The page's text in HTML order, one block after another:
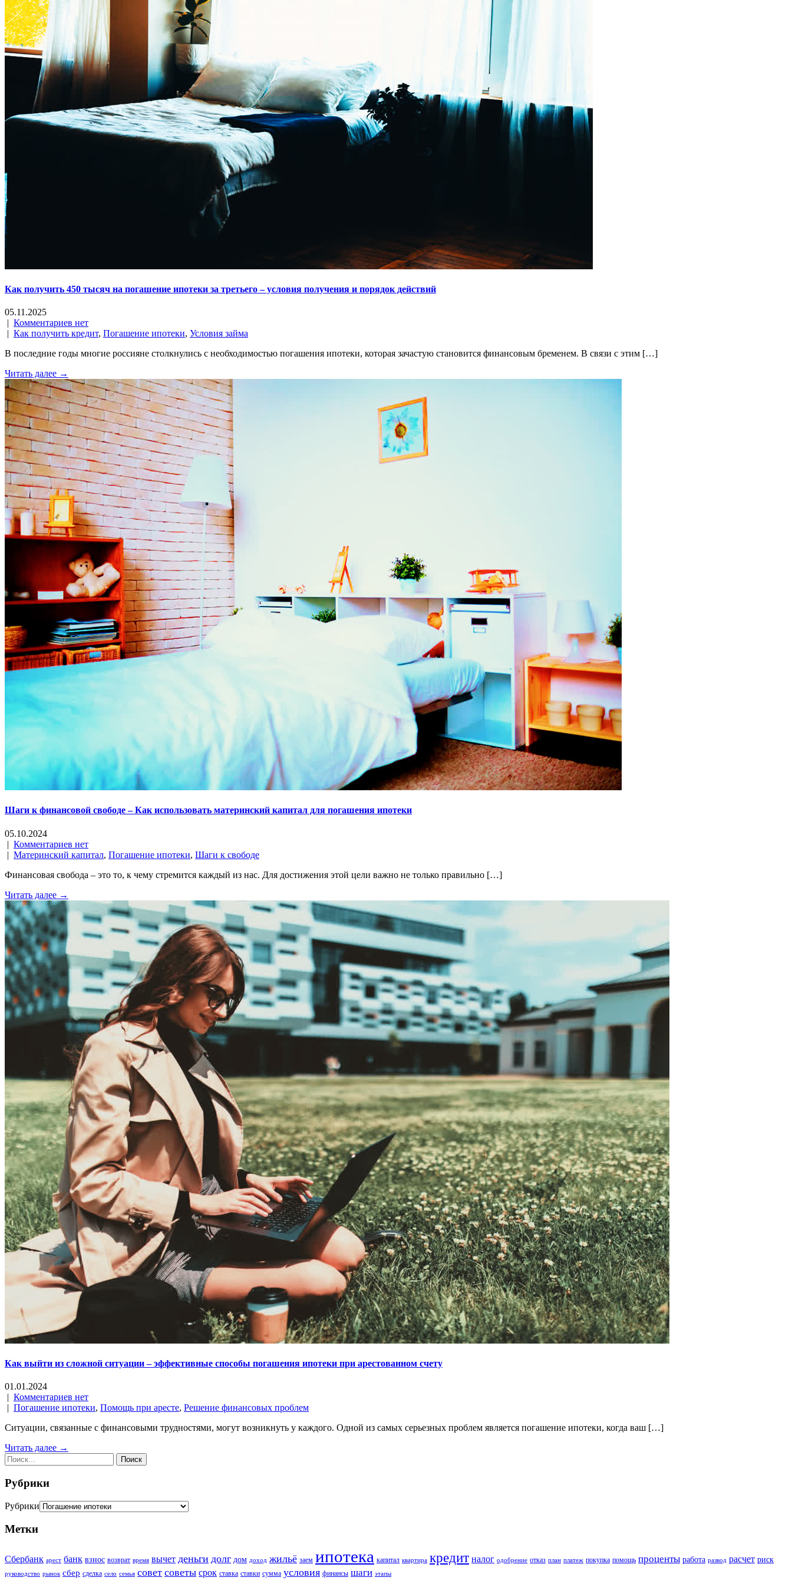
Как получить 450 тысяч на погашение ипотеки за третьего – условия получения и порядок действий
05.11.2025
| Комментариев нет
| Как получить кредит, Погашение ипотеки, Условия займа
В последние годы многие россияне столкнулись с необходимостью погашения ипотеки, которая зачастую становится финансовым бременем. В связи с этим […]
Читать далее →
Шаги к финансовой свободе – Как использовать материнский капитал для погашения ипотеки
05.10.2024
| Комментариев нет
| Материнский капитал, Погашение ипотеки, Шаги к свободе
Финансовая свобода – это то, к чему стремится каждый из нас. Для достижения этой цели важно не только правильно […]
Читать далее →
Как выйти из сложной ситуации – эффективные способы погашения ипотеки при арестованном счету
01.01.2024
| Комментариев нет
| Погашение ипотеки, Помощь при аресте, Решение финансовых проблем
Ситуации, связанные с финансовыми трудностями, могут возникнуть у каждого. Одной из самых серьезных проблем является погашение ипотеки, когда ваш […]
Читать далее →
Рубрики
Рубрики
Метки
Сбербанк арест банк взнос возврат время вычет деньги долг дом доход жильё заем ипотека капитал квартира кредит налог одобрение отказ план платеж покупка помощь проценты работа развод расчет риск
руководство рынок сбер сделка село семья совет советы срок ставка ставки сумма условия финансы шаги этапы